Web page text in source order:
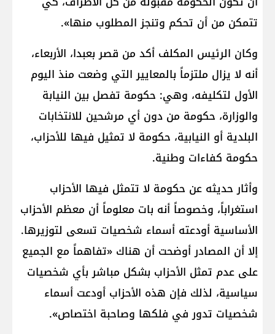
تتمكن من أن تحكم وتنجز المطلوب منها».
وكان الرئيس المكلف أكد من قصر بعبدا، الأربعاء،
أنه لا يزال ملتزماً بالمعايير التي وضعت منذ اليوم
الأول لتكليفه، وهي: حكومة تفصل بين النيابة
والوزارة، حكومة من دون أي مرشحين للانتخابات
البلدية أو النيابية، حكومة لا تمثيل فيها للأحزاب،
حكومة كفاءات وطنية.
وأثار حديثه عن حكومة لا تتمثل فيها الأحزاب
استغراباً، وخصوصاً أنه بات معلوماً أن معظم الأحزاب
الأساسية أودعته أسماء شخصيات تسعى لتوزيرها.
إلا أن المصادر أوضحت أن هناك «تفاهماً مع الجميع
على عدم تمثل الأحزاب بشكل مباشر بأي شخصيات
سياسية، لذلك فإن هذه الأحزاب أودعت أسماء
شخصيات تدور في فلكها وصاحبة اختصاص».